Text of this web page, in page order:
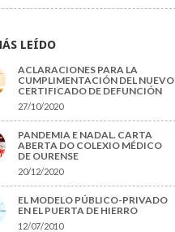
LEÍDO
ACLARACIONES PARA LA
CUMPLIMENTACIÓN DEL NUEVO
CERTIFICADO DE DEFUNCIÓN
27/10/2020
PANDEMIA E NADAL. CARTA
ABERTA DO COLEXIO MÉDICO
DE OURENSE
20/12/2020
EL MODELO PÚBLICO-PRIVADO
EN EL PUERTA DE HIERRO
12/07/2010